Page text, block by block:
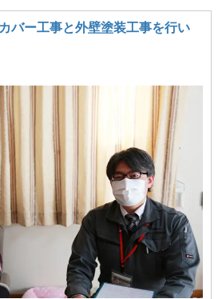
バー工事と外壁塗装工事を行い